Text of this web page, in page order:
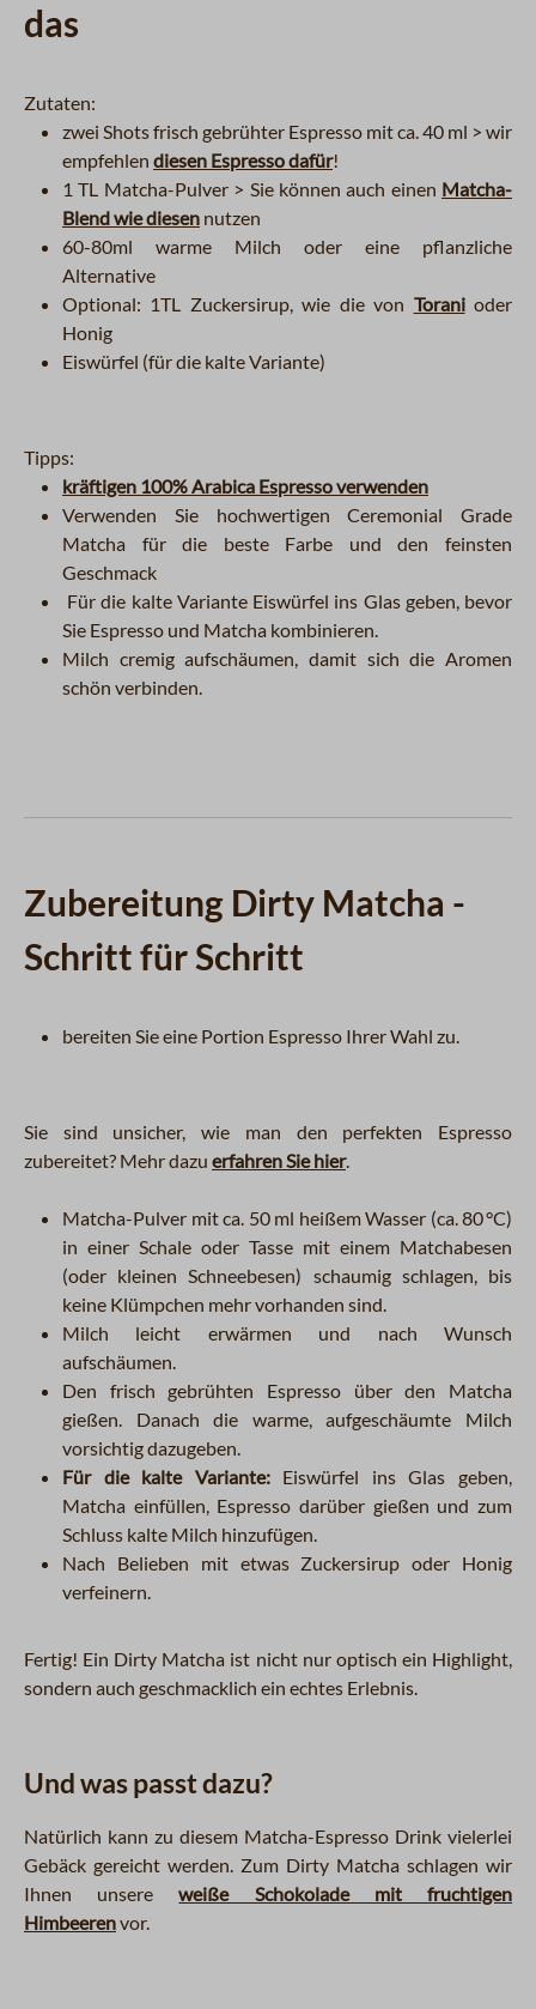
das
Zutaten:
zwei Shots frisch gebrühter Espresso mit ca. 40 ml > wir
empfehlen diesen Espresso dafür!
1 TL Matcha-Pulver > Sie können auch einen Matcha-
Blend wie diesen nutzen
60-80ml warme Milch oder eine pflanzliche
Alternative
Optional: 1TL Zuckersirup, wie die von Toranioder
Honig
Eiswürfel (für die kalte Variante)
Tipps:
kräftigen 100% Arabica Espresso verwenden
Verwenden Sie hochwertigen Ceremonial Grade
Matcha für die beste Farbe und den feinsten
Geschmack
Für die kalte Variante Eiswürfel ins Glas geben, bevor
Sie Espresso und Matcha kombinieren.
Milch cremig aufschäumen, damit sich die Aromen
schön verbinden.
Zubereitung Dirty Matcha -
Schritt für Schritt
bereiten Sie eine Portion Espresso Ihrer Wahl zu.
Sie sind unsicher, wie man den perfekten Espresso
zubereitet? Mehr dazu erfahren Sie hier.
Matcha-Pulver mit ca. 50 ml heißem Wasser (ca. 80 °C)
in einer Schale oder Tasse mit einem Matchabesen
(oder kleinen Schneebesen) schaumig schlagen, bis
keine Klümpchen mehr vorhanden sind.
Milch leicht erwärmen und nach Wunsch
aufschäumen.
Den frisch gebrühten Espresso über den Matcha
gießen. Danach die warme, aufgeschäumte Milch
vorsichtig dazugeben.
Für die kalte Variante:Eiswürfel ins Glas geben,
Matcha einfüllen, Espresso darüber gießen und zum
Schluss kalte Milch hinzufügen.
Nach Belieben mit etwas Zuckersirup oder Honig
verfeinern.
Fertig! Ein Dirty Matcha ist nicht nur optisch ein Highlight,
sondern auch geschmacklich ein echtes Erlebnis.
Und was passt dazu?
Natürlich kann zu diesem Matcha-Espresso Drink vielerlei
Gebäck gereicht werden. Zum Dirty Matcha schlagen wir
Ihnen unsereweiße Schokolade mit fruchtigen
Himbeerenvor.